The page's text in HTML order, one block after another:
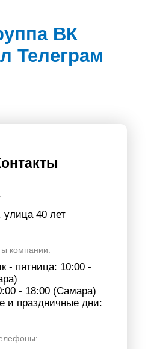
улица 40 лет
компании:
- пятница: 10:00 -
- 18:00 (Самара)
и праздничные дни: